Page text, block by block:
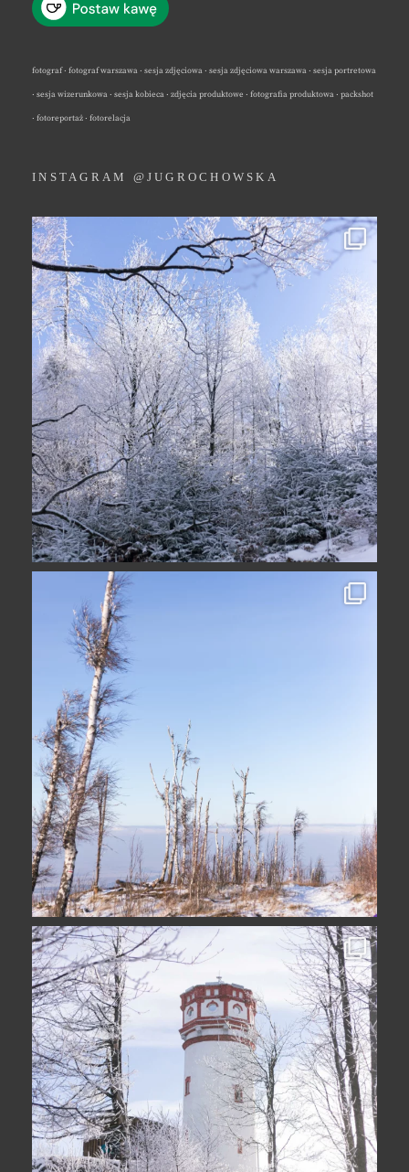
fotograf · fotograf warszawa · sesja zdjęciowa · sesja zdjęciowa warszawa · sesja portretowa
· sesja wizerunkowa · sesja kobieca · zdjęcia produktowe · fotografia produktowa · packshot
· fotoreportaż · fotorelacja
INSTAGRAM @JUGROCHOWSKA